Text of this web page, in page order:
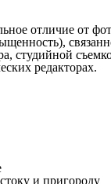
отличие от
студийной
редакторах.
и пригороду